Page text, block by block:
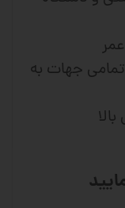
تمامی جهات به